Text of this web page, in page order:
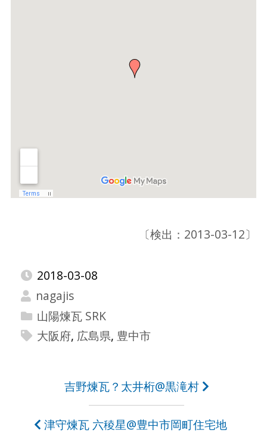
〔検出：2013-03-12〕
2018-03-08
nagajis
山陽煉瓦 SRK
大阪府, 広島県, 豊中市
吉野煉瓦？太井桁@黒滝村
津守煉瓦 六稜星@豊中市岡町住宅地